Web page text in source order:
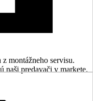
montážneho servisu.
naši predavači v markete.